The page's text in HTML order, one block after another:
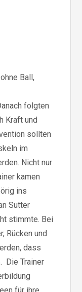
Ball,
folgten
Kraft und
sollten
im
Nicht nur
kamen
ins
Sutter
stimmte. Bei
Rücken und
dass
Die Trainer